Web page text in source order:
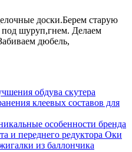
доски.Берем старую
под шуруп,гнем. Делаем
дюбель,
обдува скутера
клеевых составов для
особенности бренда
и переднего редуктора Оки
из баллончика